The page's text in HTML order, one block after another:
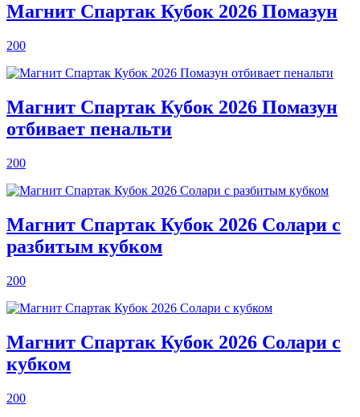
Магнит Спартак Кубок 2026 Помазун
200
Магнит Спартак Кубок 2026 Помазун
отбивает пенальти
200
Магнит Спартак Кубок 2026 Солари с
разбитым кубком
200
Магнит Спартак Кубок 2026 Солари с
кубком
200